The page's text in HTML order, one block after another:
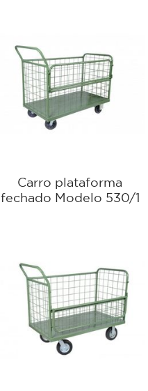
Carro plataforma
fechado Modelo 530/1